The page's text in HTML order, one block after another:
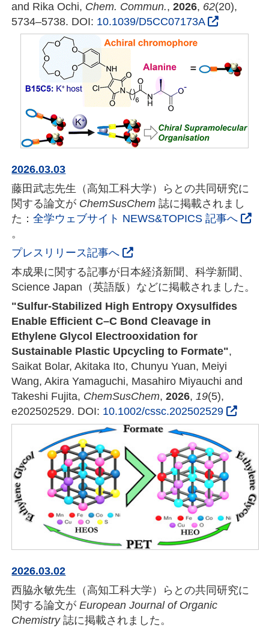
and Rika Ochi, Chem. Commun.,2026, 62(20),
5734–5738. DOI: 10.1039/D5CC07173A
2026.03.03
藤田武志先生（高知工科大学）らとの共同研究に
関する論文が ChemSusChem 誌に掲載されまし
た：全学ウェブサイト NEWS&TOPICS 記事へ
。
プレスリリース記事へ
本成果に関する記事が日本経済新聞、科学新聞、
Science Japan（英語版）などに掲載されました。
"Sulfur-Stabilized High Entropy Oxysulfides
Enable Efficient C–C Bond Cleavage in
Ethylene Glycol Electrooxidation for
Sustainable Plastic Upcycling to Formate",
Saikat Bolar, Akitaka Ito, Chunyu Yuan, Meiyi
Wang, Akira Yamaguchi, Masahiro Miyauchi and
Takeshi Fujita, ChemSusChem,2026,19(5),
e202502529. DOI: 10.1002/cssc.202502529
2026.03.02
西脇永敏先生（高知工科大学）らとの共同研究に
関する論文がEuropean Journal of Organic
Chemistry誌に掲載されました。